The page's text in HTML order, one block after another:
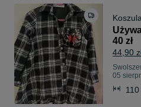
40 zł
44,90
05
110